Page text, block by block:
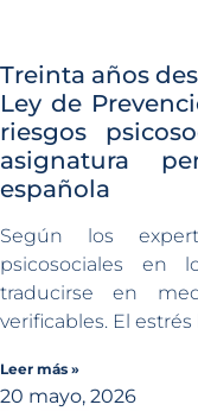
Treinta años
Ley de
riesgos
asignatura
española
Según los
psicosociales en
traducirse en
verificables. El
Leer más »
20 mayo, 2026